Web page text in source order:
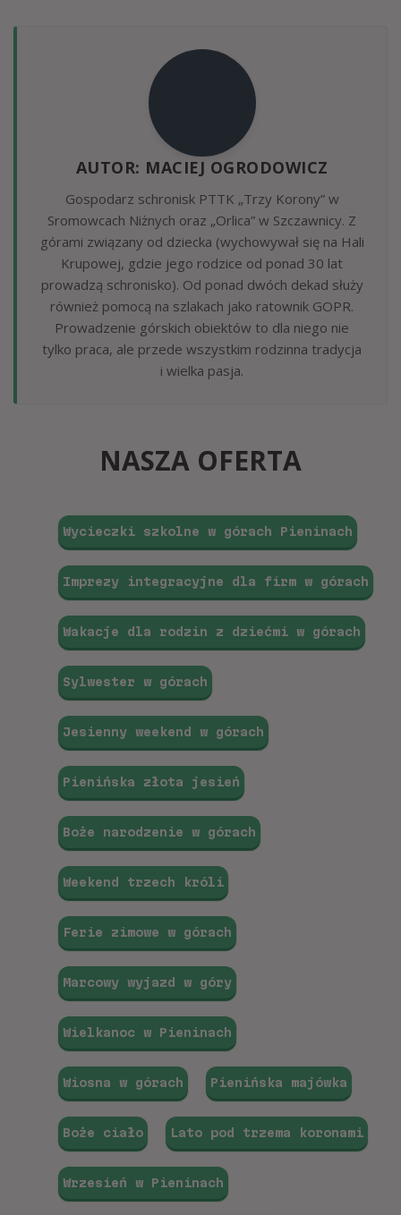
AUTOR: MACIEJ OGRODOWICZ
Gospodarz schronisk PTTK „Trzy Korony” w
Sromowcach Niżnych oraz „Orlica” w Szczawnicy. Z
górami związany od dziecka (wychowywał się na Hali
Krupowej, gdzie jego rodzice od ponad 30 lat
prowadzą schronisko). Od ponad dwóch dekad służy
również pomocą na szlakach jako ratownik GOPR.
Prowadzenie górskich obiektów to dla niego nie
tylko praca, ale przede wszystkim rodzinna tradycja
i wielka pasja.
NASZA OFERTA
Wycieczki szkolne w górach Pieninach
Imprezy integracyjne dla firm w górach
Wakacje dla rodzin z dziećmi w górach
Sylwester w górach
Jesienny weekend w górach
Pienińska złota jesień
Boże narodzenie w górach
Weekend trzech króli
Ferie zimowe w górach
Marcowy wyjazd w góry
Wielkanoc w Pieninach
Wiosna w górach Pienińska majówka
Boże ciało Lato pod trzema koronami
Wrzesień w Pieninach